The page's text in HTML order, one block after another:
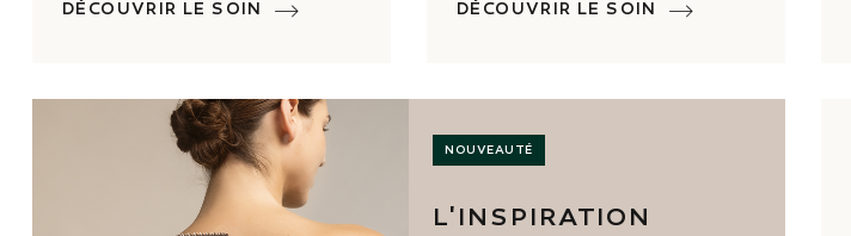
DÉCOUVRIR LE SOIN DÉCOUVRIR LE SOIN
NOUVEAUTÉ
L'INSPIRATION